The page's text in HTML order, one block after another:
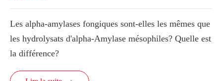
Les alpha-amylases fongiques sont-elles les mêmes que
les hydrolysats d'alpha-Amylase mésophiles? Quelle est
la différence?